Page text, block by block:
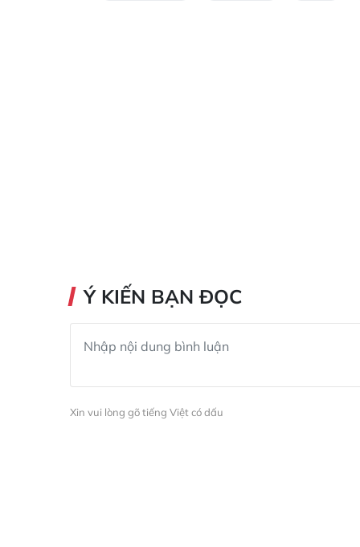
Ý KIẾN BẠN ĐỌC
Xin vui lòng gõ tiếng Việt có dấu